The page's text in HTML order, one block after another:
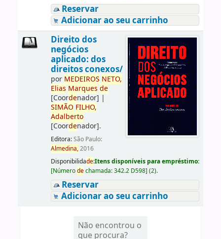
Reservar
Adicionar ao seu carrinho
Direito dos
negócios
aplicado: dos
direitos conexos/
por MEDEIROS NETO,
Elias Marques de
[Coordenador] |
SIMÃO FILHO,
Adalberto
[Coordenador].
Editora:São Paulo:
Almedina,2016
Disponibilidade:Itens disponíveis para empréstimo:
[Númerodechamada:342.2 D598] (2).
Reservar
Adicionar ao seu carrinho
Não encontrou o
que procura?